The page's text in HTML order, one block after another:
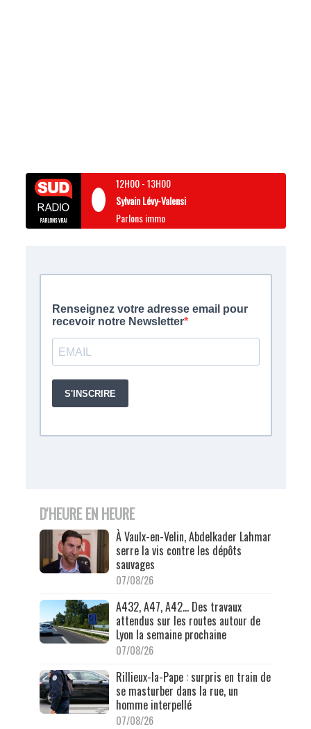
12H00-13H00
Sylvain Lévy-Valensi
Parlons immo
D'HEURE EN HEURE
À Vaulx-en-Velin, Abdelkader Lahmar
serre la vis contre les dépôts
sauvages
07/08/26
A432, A47, A42… Des travaux
attendus sur les routes autour de
Lyon la semaine prochaine
07/08/26
Rillieux-la-Pape : surpris en train de
se masturber dans la rue, un
homme interpellé
07/08/26